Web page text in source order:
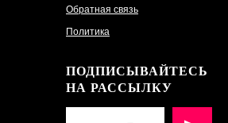
Обратная связь
Политика
ПОДПИСЫВАЙТЕСЬ
НА РАССЫЛКУ